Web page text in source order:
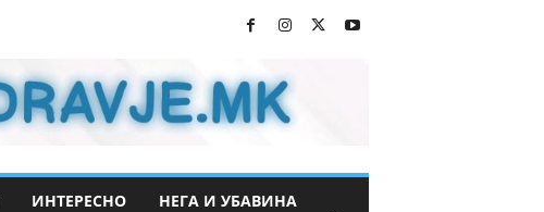
ИНТЕРЕСНО НЕГА И УБАВИНА